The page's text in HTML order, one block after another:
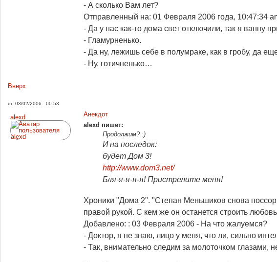
- А сколько Вам лет?
Отправленный на: 01 Февраля 2006 года, 10:47:34
- Да у нас как-то дома свет отключили, так я ванну
- Гламурненько.
- Да ну, лежишь себе в полумраке, как в гробу, да
- Ну, готичненько…
Вверх
пт, 03/02/2006 - 00:53
alexd
Анекдот
alexd пишет:
Продолжим? :)
И на последок:
будет Дом 3!
http://www.dom3.net/
Бля-я-я-я-я! Пристрелите меня!
Хроники "Дома 2". "Степан Меньшиков снова
правой рукой. С кем же он останется строить
Добавлено: : 03 Февраля 2006 - На что жалуемся?
- Доктор, я не знаю, лицо у меня, что ли, сильно
- Так, внимательно следим за молоточком глазами,